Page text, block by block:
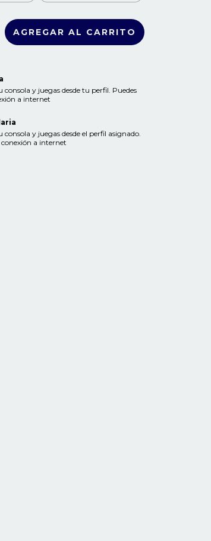
consola y juegas desde tu perfil. Puedes
a internet
consola y juegas desde el perfil asignado.
a internet